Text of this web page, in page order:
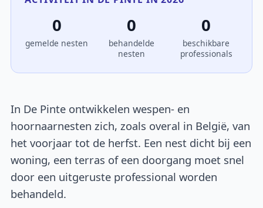
0
gemelde nesten
0
behandelde
nesten
0
beschikbare
professionals
In De Pinte ontwikkelen wespen- en
hoornaarnesten zich, zoals overal in België, van
het voorjaar tot de herfst. Een nest dicht bij een
woning, een terras of een doorgang moet snel
door een uitgeruste professional worden
behandeld.